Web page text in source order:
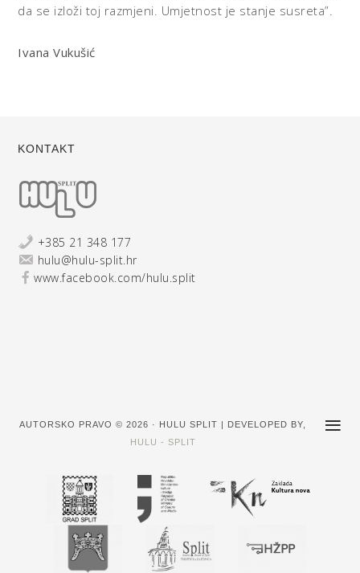
da se izloži toj razmjeni. Umjetnost je stanje susreta”.
Ivana Vukušić
KONTAKT
+385 21 348 177
hulu@hulu-split.hr
www.facebook.com/hulu.split
AUTORSKO PRAVO © 2026 · HULU SPLIT | DEVELOPED BY,
HULU - SPLIT